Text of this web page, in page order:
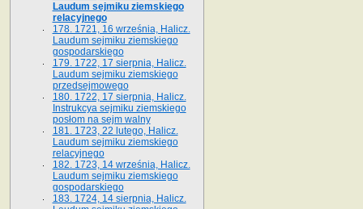
Laudum sejmiku ziemskiego
relacyjnego
178. 1721, 16 września, Halicz.
Laudum sejmiku ziemskiego
gospodarskiego
179. 1722, 17 sierpnia, Halicz.
Laudum sejmiku ziemskiego
przedsejmowego
180. 1722, 17 sierpnia, Halicz.
Instrukcya sejmiku ziemskiego
posłom na sejm walny
181. 1723, 22 lutego, Halicz.
Laudum sejmiku ziemskiego
relacyjnego
182. 1723, 14 września, Halicz.
Laudum sejmiku ziemskiego
gospodarskiego
183. 1724, 14 sierpnia, Halicz.